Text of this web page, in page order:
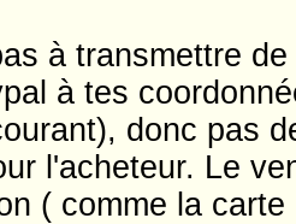
à transmettre
à tes
donc pas
l'acheteur. Le
( comme la carte